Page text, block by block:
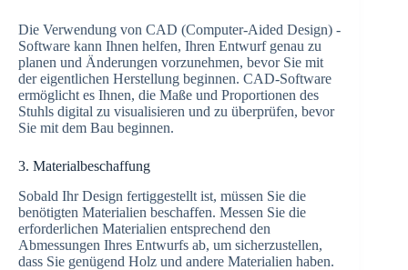
Die Verwendung von CAD (Computer-Aided Design) -
Software kann Ihnen helfen, Ihren Entwurf genau zu
planen und Änderungen vorzunehmen, bevor Sie mit
der eigentlichen Herstellung beginnen. CAD-Software
ermöglicht es Ihnen, die Maße und Proportionen des
Stuhls digital zu visualisieren und zu überprüfen, bevor
Sie mit dem Bau beginnen.
3. Materialbeschaffung
Sobald Ihr Design fertiggestellt ist, müssen Sie die
benötigten Materialien beschaffen. Messen Sie die
erforderlichen Materialien entsprechend den
Abmessungen Ihres Entwurfs ab, um sicherzustellen,
dass Sie genügend Holz und andere Materialien haben.